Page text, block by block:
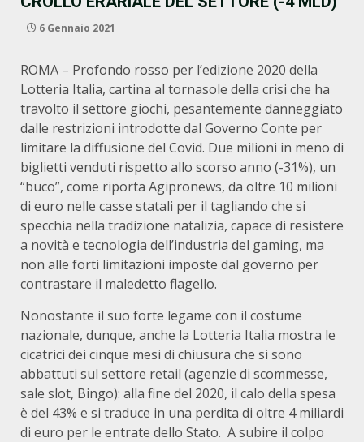
6 Gennaio 2021
ROMA – Profondo rosso per l’edizione 2020 della
Lotteria Italia, cartina al tornasole della crisi che ha
travolto il settore giochi, pesantemente danneggiato
dalle restrizioni introdotte dal Governo Conte per
limitare la diffusione del Covid. Due milioni in meno di
biglietti venduti rispetto allo scorso anno (-31%), un
“buco”, come riporta Agipronews, da oltre 10 milioni
di euro nelle casse statali per il tagliando che si
specchia nella tradizione natalizia, capace di resistere
a novità e tecnologia dell’industria del gaming, ma
non alle forti limitazioni imposte dal governo per
contrastare il maledetto flagello.
Nonostante il suo forte legame con il costume
nazionale, dunque, anche la Lotteria Italia mostra le
cicatrici dei cinque mesi di chiusura che si sono
abbattuti sul settore retail (agenzie di scommesse,
sale slot, Bingo): alla fine del 2020, il calo della spesa
è del 43% e si traduce in una perdita di oltre 4 miliardi
di euro per le entrate dello Stato. A subire il colpo